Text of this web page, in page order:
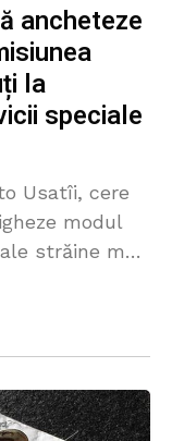
ancheteze
la
speciale
Usatîi, cere
modul
străine mai